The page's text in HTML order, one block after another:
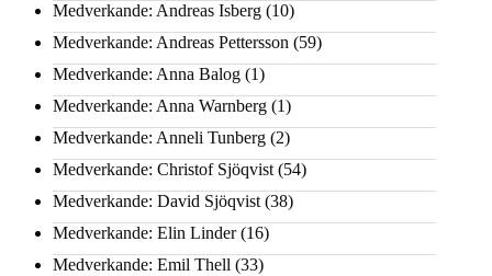
Medverkande: Andreas Isberg (10)
Medverkande: Andreas Pettersson (59)
Medverkande: Anna Balog (1)
Medverkande: Anna Warnberg (1)
Medverkande: Anneli Tunberg (2)
Medverkande: Christof Sjöqvist (54)
Medverkande: David Sjöqvist (38)
Medverkande: Elin Linder(16)
Medverkande: Emil Thell (33)